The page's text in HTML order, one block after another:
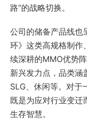
路”的战略切换。
公司的储备产品线也
环》这类高规格制作
续深耕的MMO优势
新兴发力点，品类涵
SLG、休闲等。对于
既是为应对行业变迁
生存智慧。